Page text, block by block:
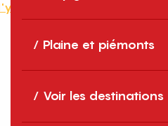
Plaine et piémonts
Voir les destinations
rendre